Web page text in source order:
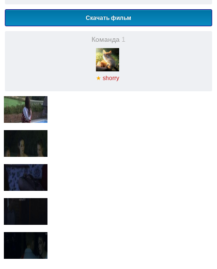
Скачать фильм
Команда 1
★ shorry